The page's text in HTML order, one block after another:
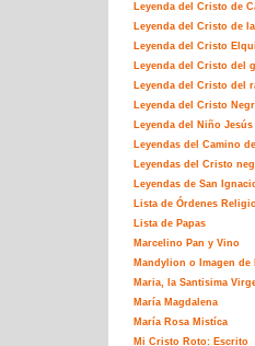
Leyenda del Cristo de
Leyenda del Cristo de
Leyenda del Cristo
Leyenda del Cristo del
Leyenda del Cristo del
Leyenda del Cristo
Leyenda del Niño Jesús
Leyendas del Camino
Leyendas del Cristo
Leyendas de San
Lista de Órdenes
Lista de Papas
Marcelino Pan y Vino
Mandylion o Imagen de
Maria, la Santisima
María Magdalena
María Rosa Mistíca
Mi Cristo Roto: Escrito